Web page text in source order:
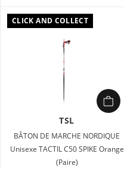
CLICK AND COLLECT
TSL
BÂTON DE MARCHE NORDIQUE
Unisexe TACTIL C50 SPIKE Orange
(Paire)